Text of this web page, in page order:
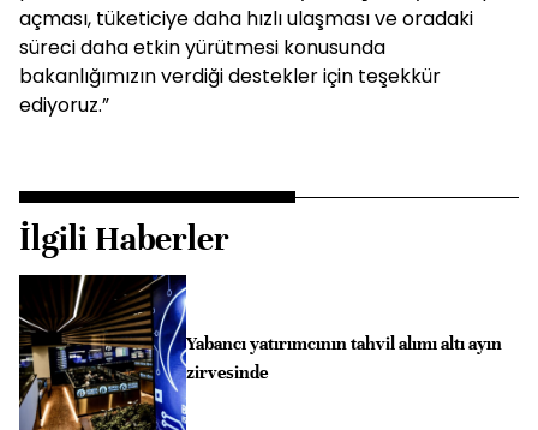
açması, tüketiciye daha hızlı ulaşması ve oradaki
süreci daha etkin yürütmesi konusunda
bakanlığımızın verdiği destekler için teşekkür
ediyoruz.”
İlgili Haberler
Yabancı yatırımcının tahvil alımı altı ayın
zirvesinde